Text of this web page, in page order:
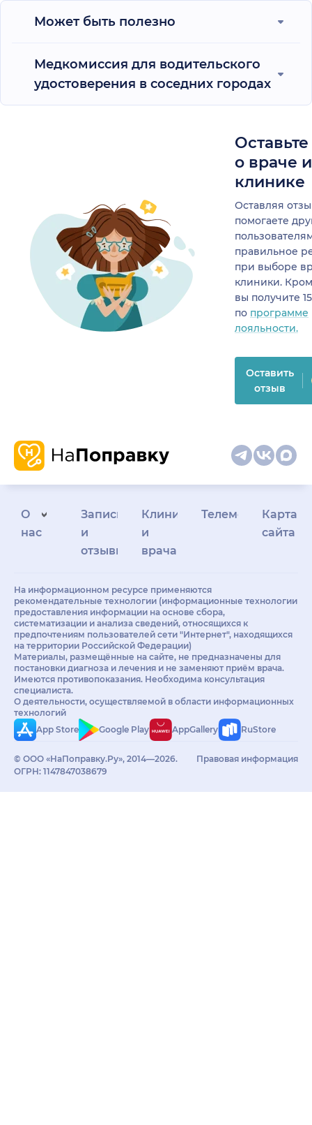
Может быть полезно
Медкомиссия для водительского
удостоверения в соседних городах
о враче
клинике
Оставляя
помогаете
правильное
при выборе
клиники.
вы получите
по программе
лояльности.
Оставить
отзыв
О
нас
Запись
и
отзывы
Клиникам
и
врачам
Телемедицина
Карта
сайта
На информационном ресурсе применяются
рекомендательные технологии (информационные технологии
предоставления информации на основе сбора,
систематизации и анализа сведений, относящихся к
предпочтениям пользователей сети "Интернет", находящихся
на территории Российской Федерации)
Материалы, размещённые на сайте, не предназначены для
постановки диагноза и лечения и не заменяют приём врача.
Имеются противопоказания. Необходима консультация
специалиста.
О деятельности, осуществляемой в области информационных
технологий
App Store
Google Play AppGallery RuStore
© ООО «НаПоправку.Ру», 2014—2026.
ОГРН: 1147847038679
Правовая информация